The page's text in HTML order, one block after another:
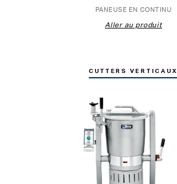
PANEUSE EN CONTINU
Aller au produit
CUTTERS VERTICAUX